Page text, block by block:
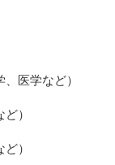
医学など）
）
）